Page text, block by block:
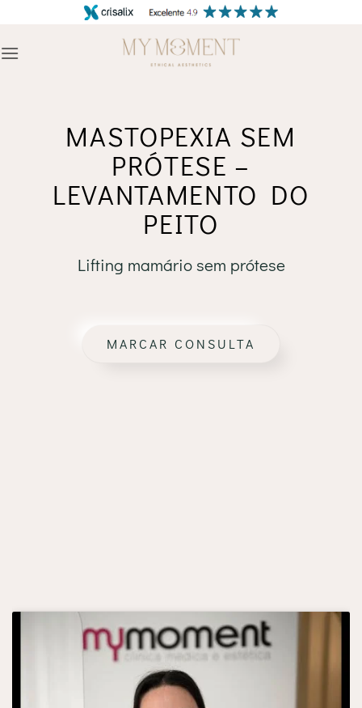
content
MASTOPEXIA SEM
PRÓTESE –
LEVANTAMENTO DO
PEITO
Lifting mamário sem prótese
MARCAR CONSULTA